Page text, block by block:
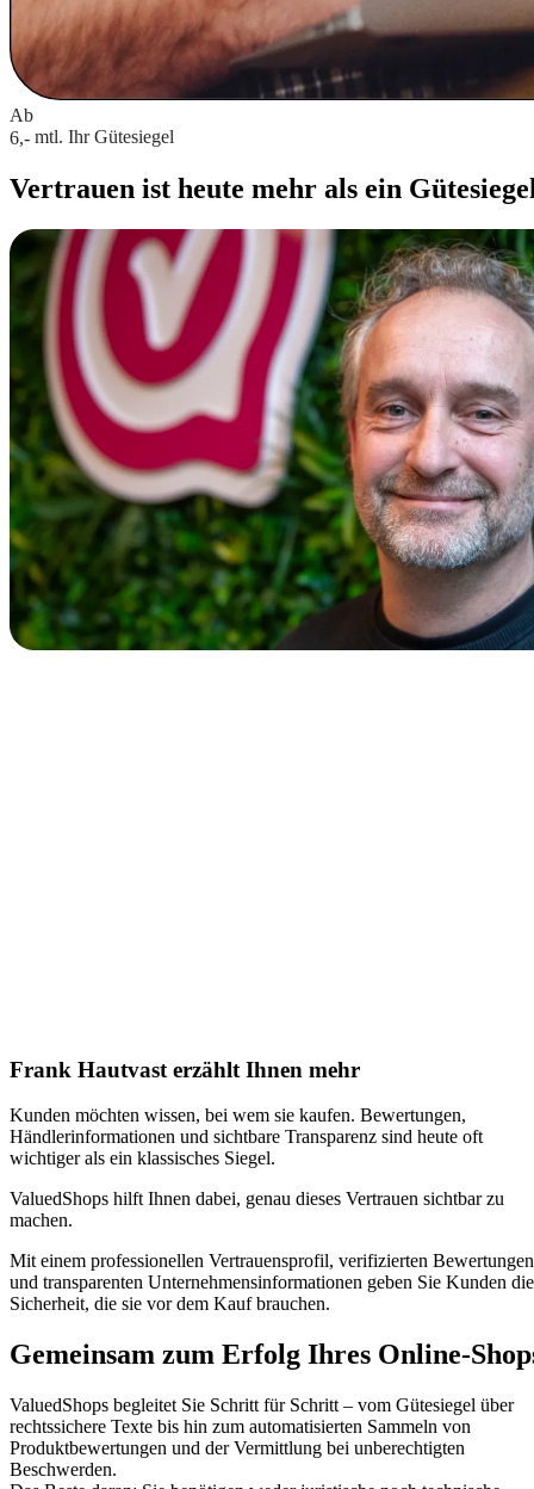
Ab
6,- mtl. Ihr Gütesiegel
Vertrauen ist heute mehr als ein
Frank Hautvast erzählt Ihnen mehr
Kunden möchten wissen, bei wem sie kaufen. Bewertungen,
Händlerinformationen und sichtbare Transparenz sind heute oft
wichtiger als ein klassisches Siegel.
ValuedShops hilft Ihnen dabei, genau dieses Vertrauen sichtbar zu
machen.
Mit einem professionellen Vertrauensprofil, verifizierten Bewertungen
und transparenten Unternehmensinformationen geben Sie Kunden die
Sicherheit, die sie vor dem Kauf brauchen.
Gemeinsam zum Erfolg Ihres Online-
ValuedShops begleitet Sie Schritt für Schritt – vom Gütesiegel über
rechtssichere Texte bis hin zum automatisierten Sammeln von
Produktbewertungen und der Vermittlung bei unberechtigten
Beschwerden.